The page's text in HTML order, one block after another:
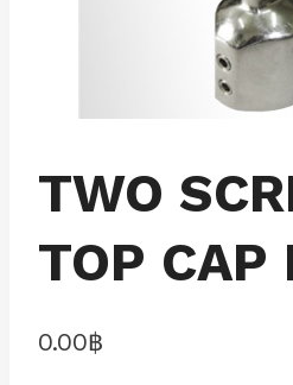
TWO
TOP CAP
0.00฿